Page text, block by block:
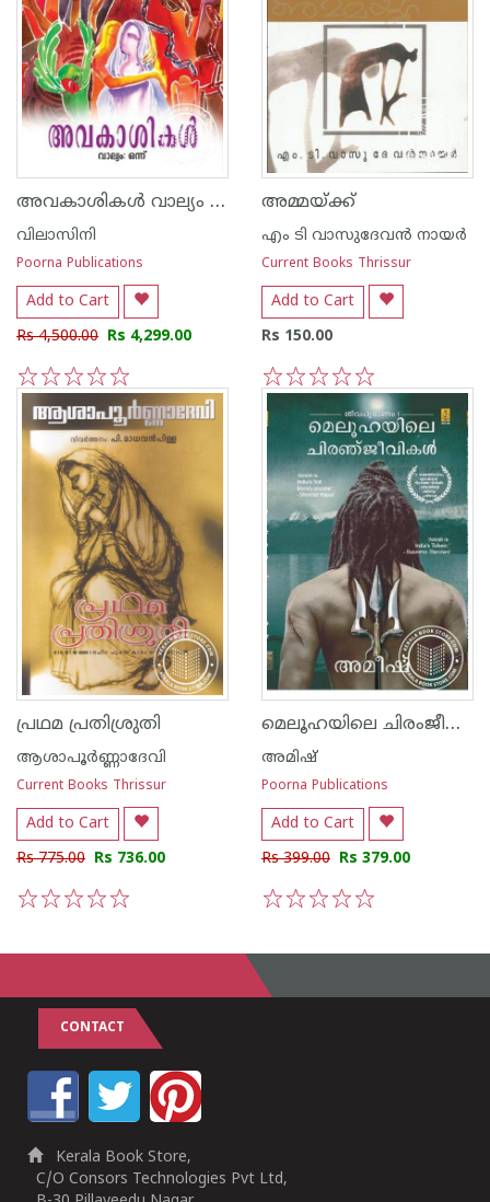
അവകാശികള്‍ വാല്യം I, II, III and IV
വിലാസിനി
Poorna Publications
Add to Cart
Rs 4,500.00 Rs 4,299.00
5
4
3
2
1
അമ്മയ്‌ക്ക്
എം ടി വാസുദേവന്‍ നായര്‍
Current Books Thrissur
Add to Cart
Rs 150.00
5
4
3
2
1
പ്രഥമ പ്രതിശ്രുതി
ആശാപൂര്‍ണ്ണാദേവി
Current Books Thrissur
Add to Cart
Rs 775.00 Rs 736.00
മെലൂഹയിലെ ചിരംജീവികള്‍
അമിഷ്
Poorna Publications
Add to Cart
Rs 399.00 Rs 379.00
CONTACT
Kerala Book Store,
C/O Consors Technologies Pvt Ltd,